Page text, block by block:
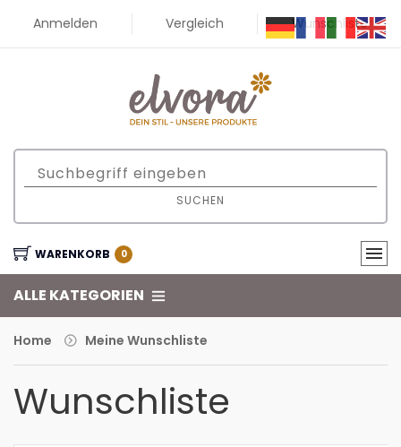
Anmelden Vergleich Wunschliste
SUCHEN
WARENKORB 0
ALLE KATEGORIEN
Home Meine Wunschliste
Wunschliste